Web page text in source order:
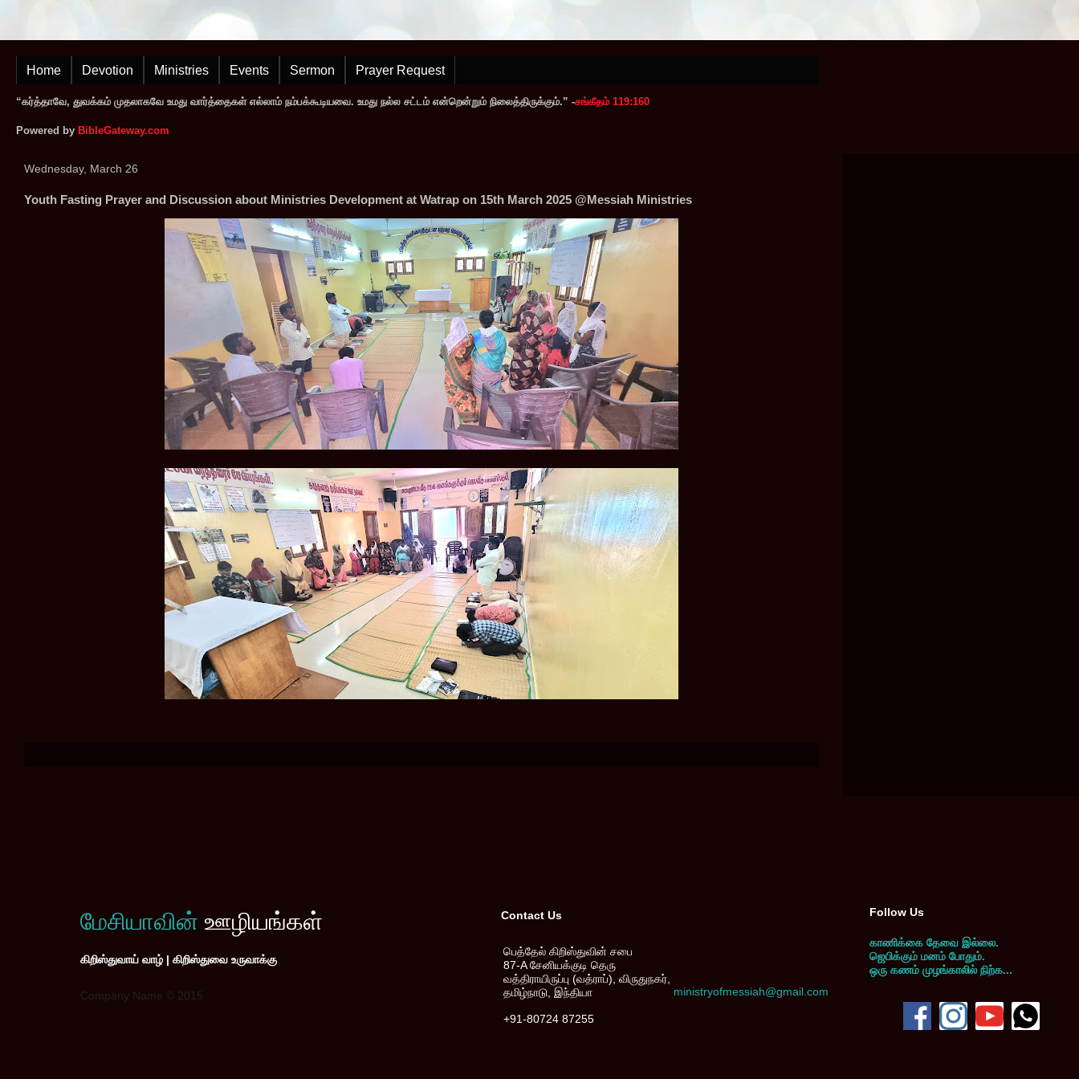
Home Devotion Ministries Events Sermon Prayer Request
“கர்த்தாவே, துவக்கம் முதலாகவே உமது வார்த்தைகள் எல்லாம் நம்பக்கூடியவை. உமது நல்ல சட்டம் என்றென்றும் நிலைத்திருக்கும்.” -சங்கீதம் 119:160
Powered by BibleGateway.com
Wednesday, March 26
Youth Fasting Prayer and Discussion about Ministries Development at Watrap on 15th March 2025 @Messiah Ministries
மேசியாவின் ஊழியங்கள்
கிறிஸ்துவாய் வாழ் | கிறிஸ்துவை உருவாக்கு
Company Name © 2015
Contact Us
பெத்தேல் கிறிஸ்துவின் சபை
87-A சேனியக்குடி தெரு
வத்திராயிருப்பு (வத்ராப்), விருதுநகர்,
தமிழ்நாடு, இந்தியா
+91-80724 87255
ministryofmessiah@gmail.com
Follow Us
காணிக்கை தேவை இல்லை.
ஜெபிக்கும் மனம் போதும்.
ஒரு கணம் முழங்காலில் நிற்க...